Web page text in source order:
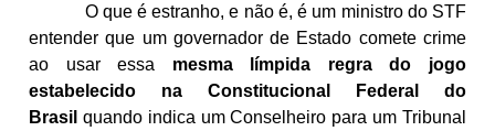
O que é estranho, e não é, é um ministro do STF
entender que um governador de Estado comete crime
ao usar essa mesma límpida regra do jogo
estabelecido na Constitucional Federal do
Brasil quando indica um Conselheiro para um Tribunal